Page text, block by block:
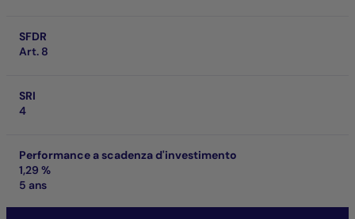
SFDR
Art. 8
SRI
4
Performance a scadenza d'investimento
1,29 %
5 ans